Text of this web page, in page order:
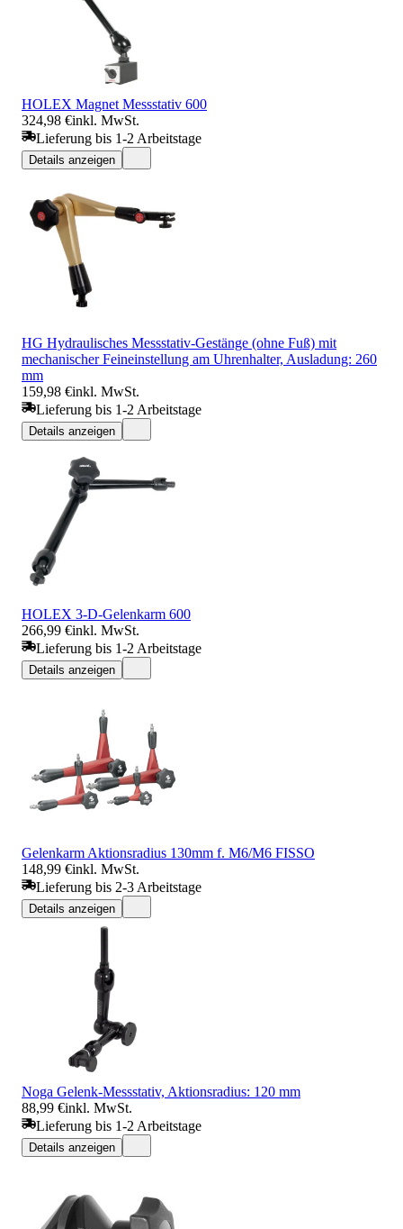
HOLEX Magnet Messstativ 600
324,98 €inkl. MwSt.
Lieferung bis 1-2 Arbeitstage
Details anzeigen
HG Hydraulisches Messstativ-Gestänge (ohne Fuß) mit
mechanischer Feineinstellung am Uhrenhalter, Ausladung: 260
mm
159,98 €inkl. MwSt.
Lieferung bis 1-2 Arbeitstage
Details anzeigen
HOLEX 3-D-Gelenkarm 600
266,99 €inkl. MwSt.
Lieferung bis 1-2 Arbeitstage
Details anzeigen
Gelenkarm Aktionsradius 130mm f. M6/M6 FISSO
148,99 €inkl. MwSt.
Lieferung bis 2-3 Arbeitstage
Details anzeigen
Noga Gelenk-Messstativ, Aktionsradius: 120 mm
88,99 €inkl. MwSt.
Lieferung bis 1-2 Arbeitstage
Details anzeigen